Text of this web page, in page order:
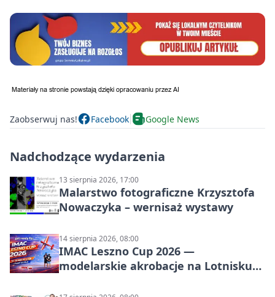
Zaobserwuj nas! Facebook Google News
Nadchodzące wydarzenia
13 sierpnia 2026, 17:00
Malarstwo fotograficzne Krzysztofa
Nowaczyka – wernisaż wystawy
14 sierpnia 2026, 08:00
IMAC Leszno Cup 2026 —
modelarskie akrobacje na Lotnisku